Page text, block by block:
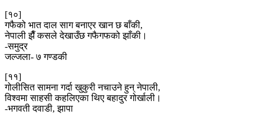
[१०]
गफैको भात दाल साग बनाएर खान छ बाँकी,
नेपाली झैँ कसले देखाउँछ गफैगफको झाँकी।
-समुद्र
जल्जला- ७ गण्डकी
[११]
गोलीसित सामना गर्दा खुकुरी नचाउने हुन् नेपाली,
विश्वमा साहसी कहलिएका थिए बहादुर गोर्खाली।
-भगवती दवाडी, झापा